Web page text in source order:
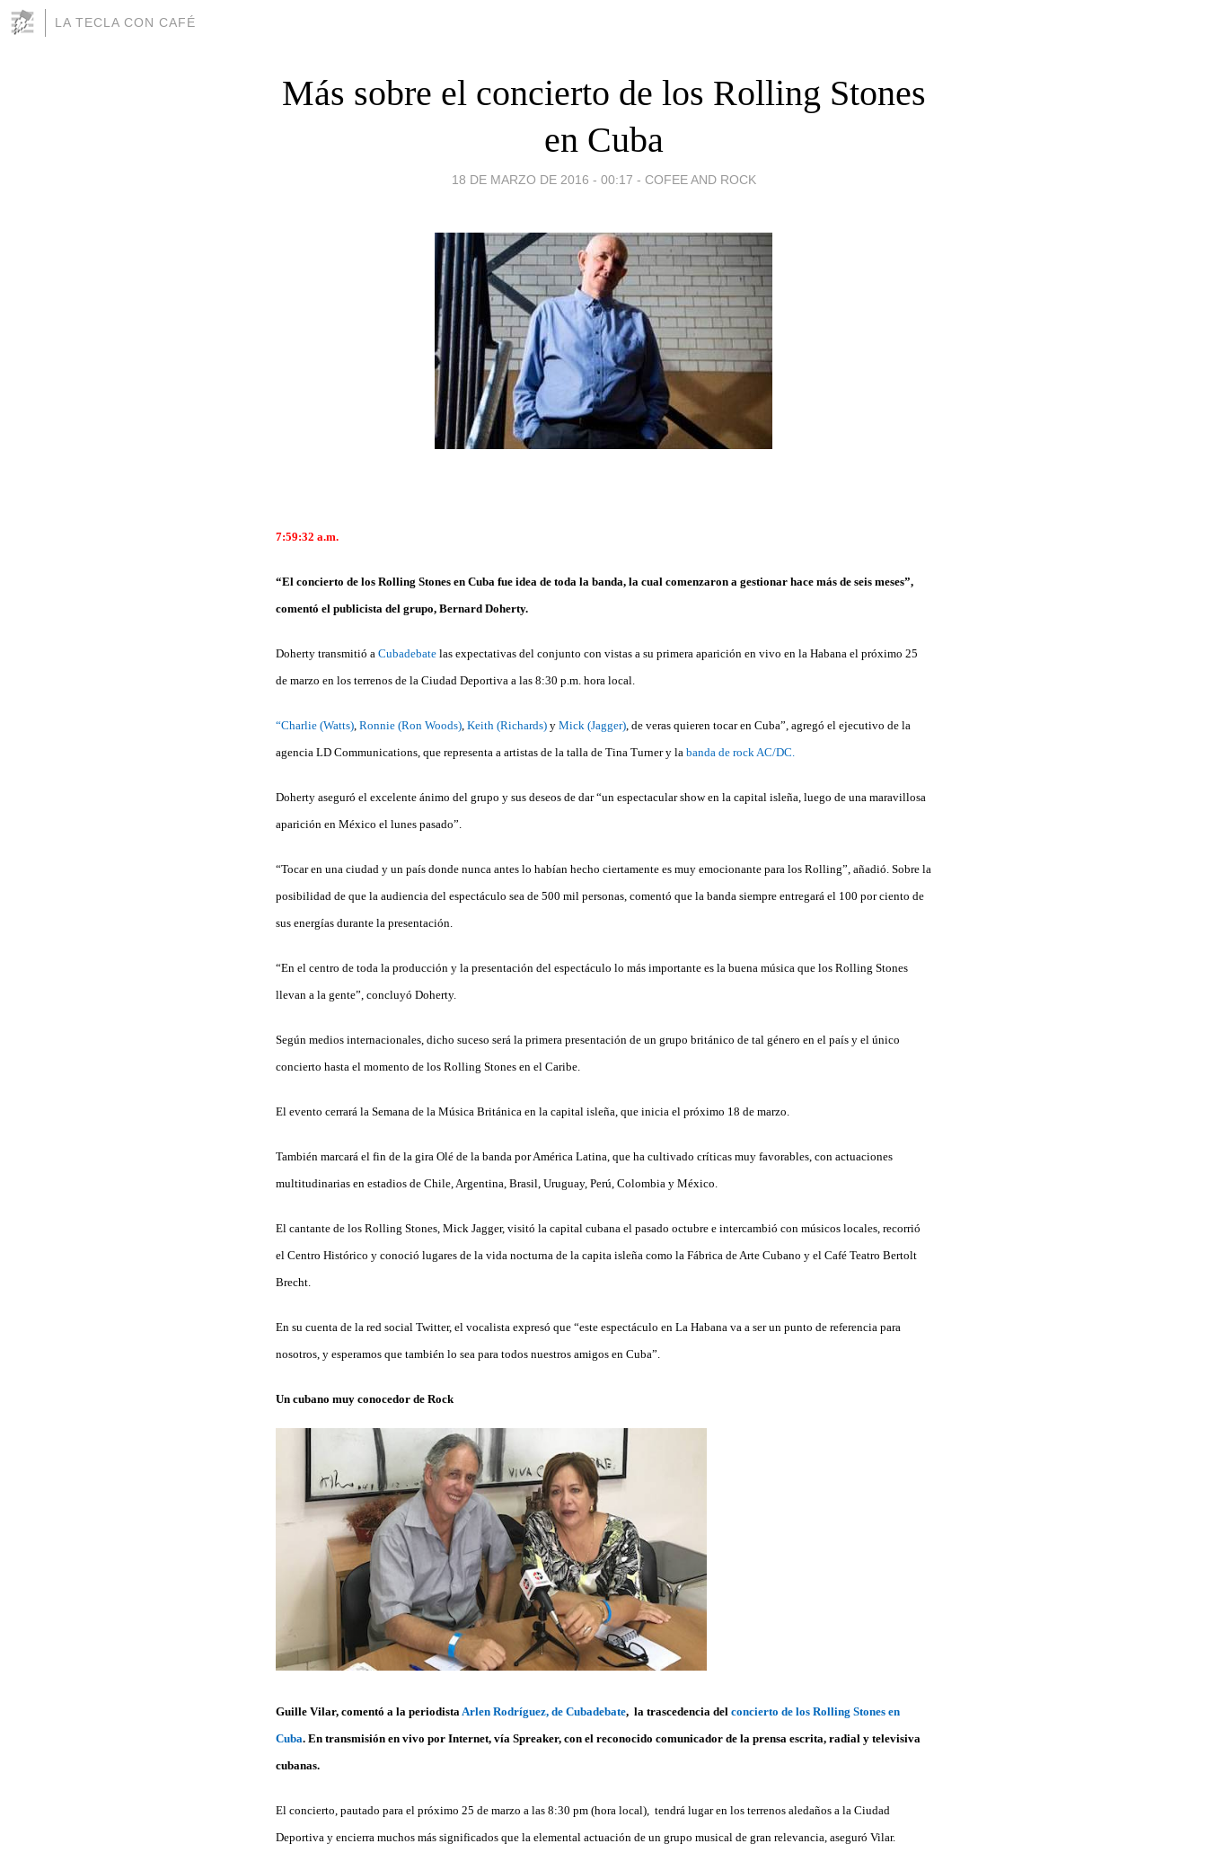
LA TECLA CON CAFÉ
Más sobre el concierto de los Rolling Stones
en Cuba
18 DE MARZO DE 2016 - 00:17 - COFEE AND ROCK
7:59:32 a.m.
“El concierto de los Rolling Stones en Cuba fue idea de toda la banda, la cual comenzaron a gestionar hace más de seis meses”,
comentó el publicista del grupo, Bernard Doherty.
Doherty transmitió a Cubadebate las expectativas del conjunto con vistas a su primera aparición en vivo en la Habana el próximo 25
de marzo en los terrenos de la Ciudad Deportiva a las 8:30 p.m. hora local.
“Charlie (Watts) Ronnie (Ron Woods) Keith (Richards) y Mick (Jagger) , de veras quieren tocar en Cuba”, agregó el ejecutivo de la
agencia LD Communications, que representa a artistas de la talla de Tina Turner y la banda de rock AC/DC.
Doherty aseguró el excelente ánimo del grupo y sus deseos de dar “un espectacular show en la capital isleña, luego de una maravillosa
aparición en México el lunes pasado”.
“Tocar en una ciudad y un país donde nunca antes lo habían hecho ciertamente es muy emocionante para los Rolling”, añadió. Sobre la
posibilidad de que la audiencia del espectáculo sea de 500 mil personas, comentó que la banda siempre entregará el 100 por ciento de
sus energías durante la presentación.
“En el centro de toda la producción y la presentación del espectáculo lo más importante es la buena música que los Rolling Stones
llevan a la gente”, concluyó Doherty.
Según medios internacionales, dicho suceso será la primera presentación de un grupo británico de tal género en el país y el único
concierto hasta el momento de los Rolling Stones en el Caribe.
El evento cerrará la Semana de la Música Británica en la capital isleña, que inicia el próximo 18 de marzo.
También marcará el fin de la gira Olé de la banda por América Latina, que ha cultivado críticas muy favorables, con actuaciones
multitudinarias en estadios de Chile, Argentina, Brasil, Uruguay, Perú, Colombia y México.
El cantante de los Rolling Stones, Mick Jagger, visitó la capital cubana el pasado octubre e intercambió con músicos locales, recorrió
el Centro Histórico y conoció lugares de la vida nocturna de la capita isleña como la Fábrica de Arte Cubano y el Café Teatro Bertolt
Brecht.
En su cuenta de la red social Twitter, el vocalista expresó que “este espectáculo en La Habana va a ser un punto de referencia para
nosotros, y esperamos que también lo sea para todos nuestros amigos en Cuba”.
Un cubano muy conocedor de Rock
Guille Vilar, comentó a la periodista Arlen Rodríguez, de Cubadebate, la trascedencia del concierto de los Rolling Stones en
Cuba. En transmisión en vivo por Internet, vía Spreaker, con el reconocido comunicador de la prensa escrita, radial y televisiva
cubanas.
El concierto, pautado para el próximo 25 de marzo a las 8:30 pm (hora local), tendrá lugar en los terrenos aledaños a la Ciudad
Deportiva y encierra muchos más significados que la elemental actuación de un grupo musical de gran relevancia, aseguró Vilar.